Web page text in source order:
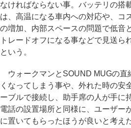
なければならない事。バッテリの搭
は、高温になる車内への対応や、コ
の増加、内部スペースの問題で低音
トレードオフになる事などで見送ら
という。
ウォークマンとSOUND MUGの直
くなってしまう事や、外れた時の安
ーブルで接続し、助手席の人が手に
電話の設置場所と同様に、ユーザー
に置いてもらったほうが良いと考え